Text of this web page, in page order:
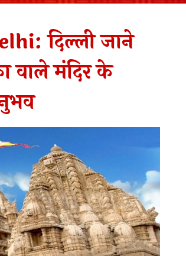
दिल्ली जाने
वाले मंदिर के